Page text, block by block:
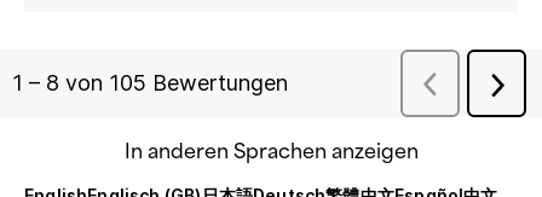
In anderen Sprachen anzeigen